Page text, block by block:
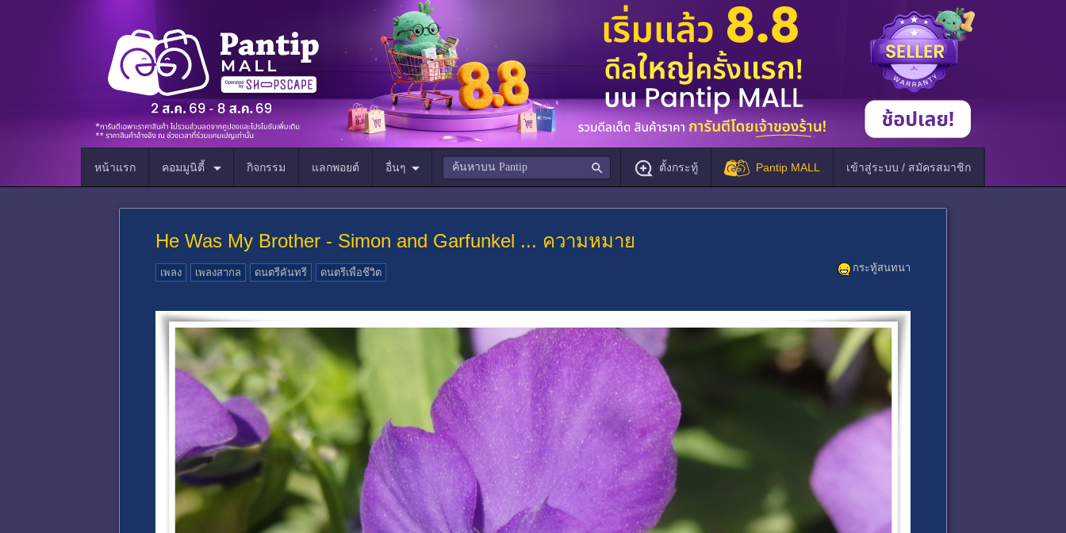
หน้าแรก คอมมูนิตี้ กิจกรรม แลกพอยต์ อื่นๆ ตั้งกระทู้ Pantip MALL เข้าสู่ระบบ / สมัครสมาชิก
He Was My Brother - Simon and Garfunkel ... ความหมาย
กระทู้สนทนา
เพลง เพลงสากล ดนตรีคันทรี ดนตรีเพื่อชีวิต